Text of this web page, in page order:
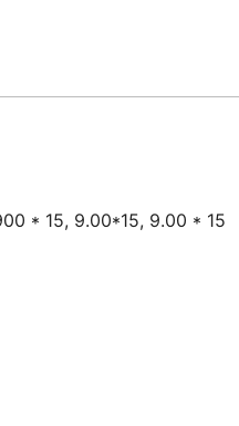
* 15, 9.00*15, 9.00 * 15